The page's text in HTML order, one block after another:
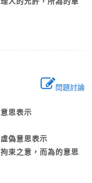
問題討論
思表示
偽意思表示
束之意，而為的意思